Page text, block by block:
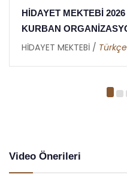
- AFRİKA
Video Önerileri